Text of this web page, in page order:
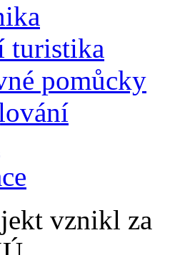
turistika
pomůcky